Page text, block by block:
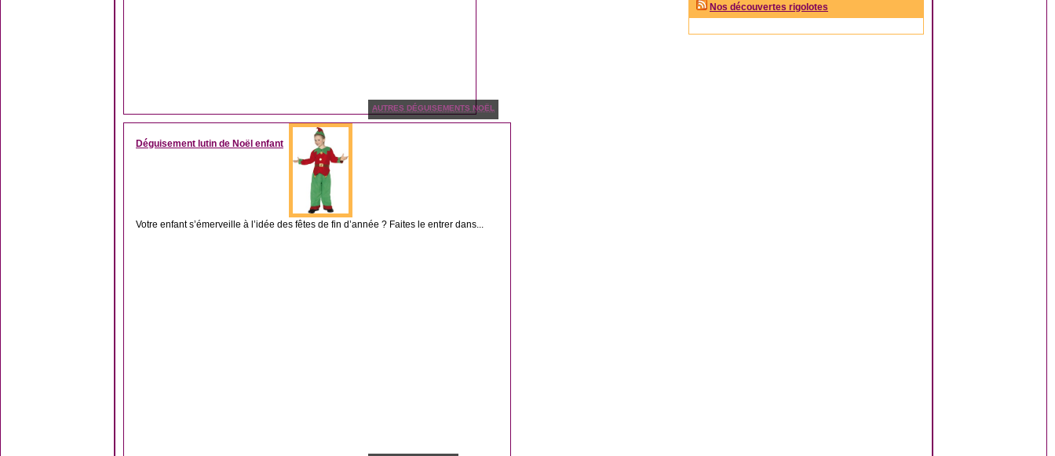
AUTRES DÉGUISEMENTS NOËL
Déguisement lutin de Noël enfant
Votre enfant s’émerveille à l’idée des fêtes de fin d’année ? Faites le entrer dans...
Nos découvertes rigolotes